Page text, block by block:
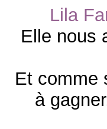
Lila
Elle nous
Et comme
à